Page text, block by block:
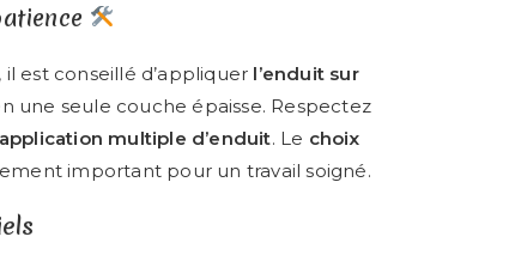
il est conseillé d’appliquer l’enduit sur
une seule couche épaisse. Respectez
application multiple d’enduit. Le choix
important pour un travail soigné.